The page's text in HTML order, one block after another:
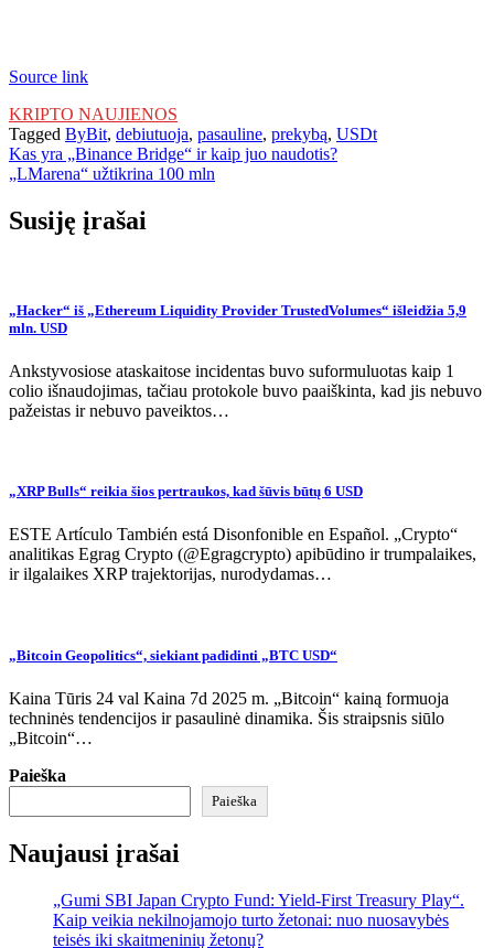
Source link
KRIPTO NAUJIENOS
Tagged ByBit, debiutuoja, pasauline, prekybą, USDt
Navigacija
tarp
įrašų
Kas yra „Binance Bridge“ ir kaip juo naudotis?
„LMarena“ užtikrina 100 mln
Susiję įrašai
„Hacker“ iš „Ethereum Liquidity Provider TrustedVolumes“ išleidžia 5,9
mln. USD
Ankstyvosiose ataskaitose incidentas buvo suformuluotas kaip 1
colio išnaudojimas, tačiau protokole buvo paaiškinta, kad jis nebuvo
pažeistas ir nebuvo paveiktos…
„XRP Bulls“ reikia šios pertraukos, kad šūvis būtų 6 USD
ESTE Artículo También está Disonfonible en Español. „Crypto“
analitikas Egrag Crypto (@Egragcrypto) apibūdino ir trumpalaikes,
ir ilgalaikes XRP trajektorijas, nurodydamas…
„Bitcoin Geopolitics“, siekiant padidinti „BTC USD“
Kaina Tūris 24 val Kaina 7d 2025 m. „Bitcoin“ kainą formuoja
techninės tendencijos ir pasaulinė dinamika. Šis straipsnis siūlo
„Bitcoin“…
Paieška
Paieška
Naujausi įrašai
„Gumi SBI Japan Crypto Fund: Yield-First Treasury Play“.
Kaip veikia nekilnojamojo turto žetonai: nuo nuosavybės
teisės iki skaitmeninių žetonų?